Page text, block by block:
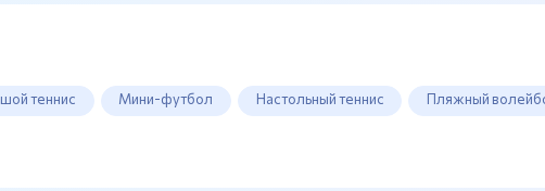
теннис Мини-футбол Настольный теннис Пляжный